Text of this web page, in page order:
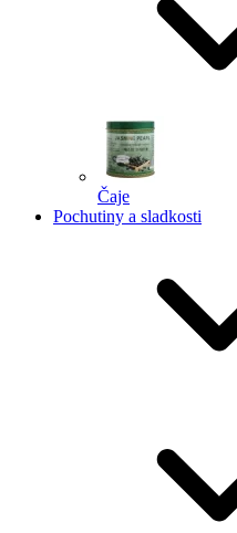
Čaje
Pochutiny a sladkosti